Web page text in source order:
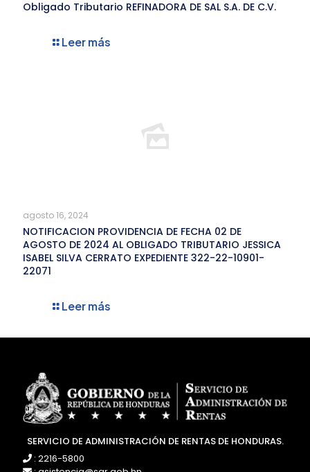
Obligado Tributario REFINADORA DE SAL S.A. DE C.V.
Leer más
agosto 16, 2024
NOTIFICACION PROVIDENCIA DE FECHA 02 DE
AGOSTO DE 2024 AL OBLIGADO TRIBUTARIO JESSICA
ISABEL SILVA CERRATO EXPEDIENTE 322-22-10901-
22071
Leer más
SERVICIO DE ADMINISTRACIÓN DE RENTAS DE HONDURAS.
: 2216-5800